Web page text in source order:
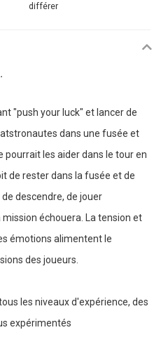
différer
"push your luck" et lancer de
dans une fusée et
pourrait les aider dans le tour en
de rester dans la fusée et de
descendre, de jouer
échouera. La tension et
émotions alimentent le
des joueurs.
les niveaux d'expérience, des
expérimentés